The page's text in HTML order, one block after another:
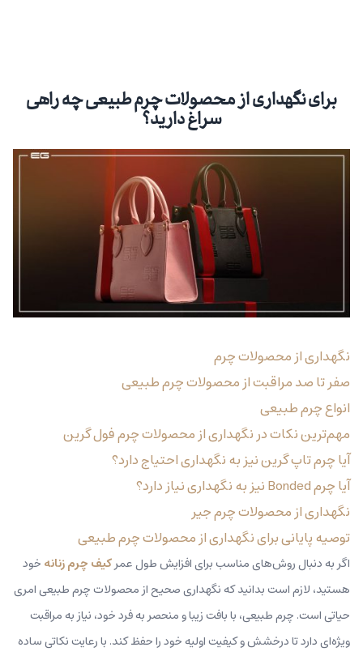
برای نگهداری از محصولات چرم طبیعی چه راهی
سراغ دارید؟
نگهداری از محصولات چرم
صفر تا صد مراقبت از محصولات چرم طبیعی
انواع چرم طبیعی
مهم‌ترین نکات در نگهداری از محصولات چرم فول گرین
آیا چرم تاپ گرین نیز به نگهداری احتیاج دارد؟
آیا چرم Bonded نیز به نگهداری نیاز دارد؟
نگهداری از محصولات چرم جیر
توصیه پایانی برای نگهداری از محصولات چرم طبیعی
اگر به دنبال روش‌های مناسب برای افزایش طول عمرکیف چرم زنانه خود
هستید، لازم است بدانید که نگهداری صحیح از محصولات چرم طبیعی امری
حیاتی است. چرم طبیعی، با بافت زیبا و منحصر به فرد خود، نیاز به مراقبت
ویژه‌ای دارد تا درخشش و کیفیت اولیه خود را حفظ کند. با رعایت نکاتی ساده